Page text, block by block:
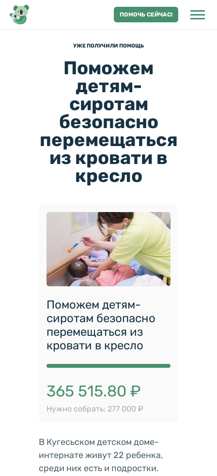
ПОМОЧЬ СЕЙЧАС!
УЖЕ ПОЛУЧИЛИ ПОМОЩЬ
Поможем
детям-
сиротам
безопасно
перемещаться
из кровати в
кресло
Поможем детям-
сиротам безопасно
перемещаться из
кровати в кресло
365 515.80 ₽
Нужно собрать: 277 000 ₽
В Кугесьском детском доме-
интернате живут 22 ребенка,
среди них есть и подростки.